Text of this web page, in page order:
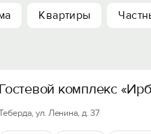
Квартиры
Гостевой комплекс
ул. Ленина, д. 37